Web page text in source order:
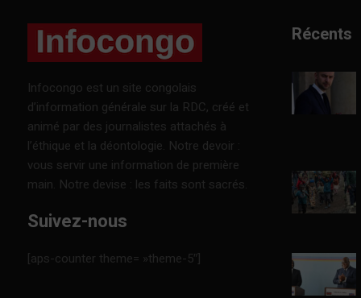
Infocongo est un site congolais
d’information générale sur la RDC, créé et
animé par des journalistes attachés à
l’éthique et la déontologie. Notre devoir :
vous servir une information de première
main. Notre devise : les faits sont sacrés.
Suivez-nous
[aps-counter theme= »theme-5″]
Récents